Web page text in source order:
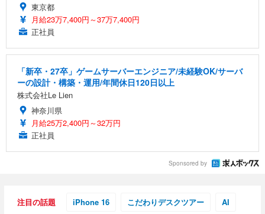
東京都
月給23万7,400円～37万7,400円
正社員
「新卒・27卒」ゲームサーバーエンジニア/未経験OK/サーバ
ーの設計・構築・運用/年間休日120日以上
株式会社Le Lien
神奈川県
月給25万2,400円～32万円
正社員
Sponsored by
注目の話題 iPhone 16 こだわりデスクツアー AI